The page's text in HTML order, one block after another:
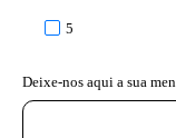
5
Deixe-nos aqui a sua